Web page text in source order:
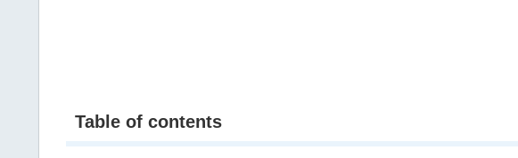
Table of contents